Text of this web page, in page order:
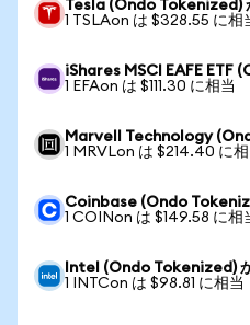
Tesla (Ondo Tokenized)
1 TSLAon は $328.55 に相
iShares MSCI EAFE ETF
1 EFAon は $111.30 に相当
Marvell Technology
1 MRVLon は $214.40 に相
Coinbase (Ondo
1 COINon は $149.58 に相
Intel (Ondo Tokenized)
1 INTCon は $98.81 に相当